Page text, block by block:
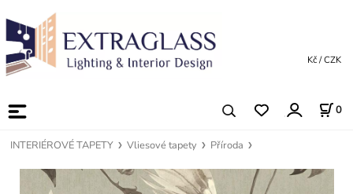
0
Kč / CZK
INTERIÉROVÉ TAPETY Vliesové tapety Příroda